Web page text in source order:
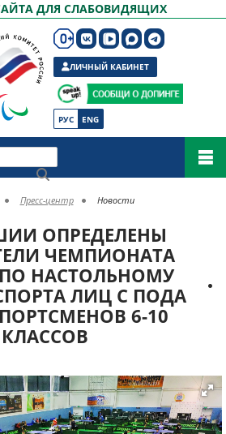
ДЛЯ СЛАБОВИДЯЩИХ
РУС ENG
ЛИЧНЫЙ КАБИНЕТ
Пресс-центр Новости
ОПРЕДЕЛЕНЫ
ЧЕМПИОНАТА
НАСТОЛЬНОМУ
ЛИЦ С ПОДА
6-10
КЛАССОВ